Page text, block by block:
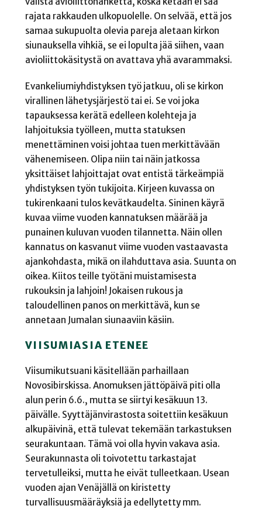
rajata rakkauden ulkopuolelle. On selvää, että jos
samaa sukupuolta olevia pareja aletaan kirkon
siunauksella vihkiä, se ei lopulta jää siihen, vaan
avioliittokäsitystä on avattava yhä avarammaksi.
Evankeliumiyhdistyksen työ jatkuu, oli se kirkon
virallinen lähetysjärjestö tai ei. Se voi joka
tapauksessa kerätä edelleen kolehteja ja
lahjoituksia työlleen, mutta statuksen
menettäminen voisi johtaa tuen merkittävään
vähenemiseen. Olipa niin tai näin jatkossa
yksittäiset lahjoittajat ovat entistä tärkeämpiä
yhdistyksen työn tukijoita. Kirjeen kuvassa on
tukirenkaani tulos kevätkaudelta. Sininen käyrä
kuvaa viime vuoden kannatuksen määrää ja
punainen kuluvan vuoden tilannetta. Näin ollen
kannatus on kasvanut viime vuoden vastaavasta
ajankohdasta, mikä on ilahduttava asia. Suunta on
oikea. Kiitos teille työtäni muistamisesta
rukouksin ja lahjoin! Jokaisen rukous ja
taloudellinen panos on merkittävä, kun se
annetaan Jumalan siunaaviin käsiin.
VIISUMIASIA ETENEE
Viisumikutsuani käsitellään parhaillaan
Novosibirskissa. Anomuksen jättöpäivä piti olla
alun perin 6.6., mutta se siirtyi kesäkuun 13.
päivälle. Syyttäjänvirastosta soitettiin kesäkuun
alkupäivinä, että tulevat tekemään tarkastuksen
seurakuntaan. Tämä voi olla hyvin vakava asia.
Seurakunnasta oli toivotettu tarkastajat
tervetulleiksi, mutta he eivät tulleetkaan. Usean
vuoden ajan Venäjällä on kiristetty
turvallisuusmääräyksiä ja edellytetty mm.